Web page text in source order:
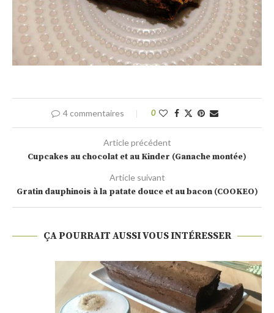
4 commentaires 0
Article précédent
Cupcakes au chocolat et au Kinder (Ganache montée)
Article suivant
Gratin dauphinois à la patate douce et au bacon (COOKEO)
ÇA POURRAIT AUSSI VOUS INTÉRESSER